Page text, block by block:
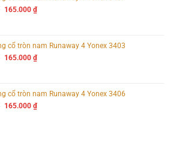
Giá
165.000 ₫Giá
165.000 ₫.
cổ tròn nam Runaway 4 Yonex 3403
Giá
165.000 ₫Giá
165.000 ₫.
cổ tròn nam Runaway 4 Yonex 3406
Giá
165.000 ₫Giá